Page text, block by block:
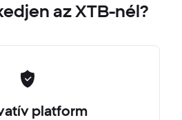
az XTB-nél?
platform